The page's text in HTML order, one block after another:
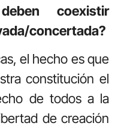
coexistir
concertada?
el hecho es que
constitución el
de todos a la
de creación